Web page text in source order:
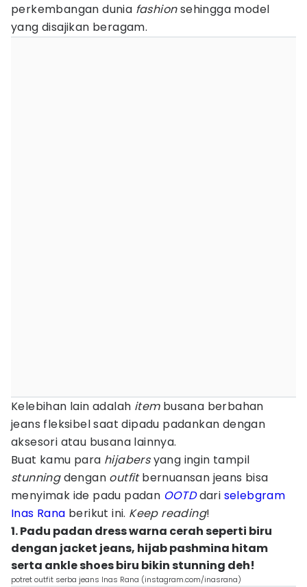
perkembangan dunia fashionsehingga model
yang disajikan beragam.
Kelebihan lain adalah itembusana berbahan
jeans fleksibel saat dipadu padankan dengan
aksesori atau busana lainnya.
Buat kamu para hijabersyang ingin tampil
stunningdengan outfitbernuansan jeans bisa
menyimak ide padu padan OOTD dari selebgram
Inas Rana berikut ini. Keep reading!
1. Padu padan dress warna cerah seperti biru
dengan jacket jeans, hijab pashmina hitam
serta ankle shoes biru bikin stunning deh!
potret outfit serba jeans Inas Rana (instagram.com/inasrana)